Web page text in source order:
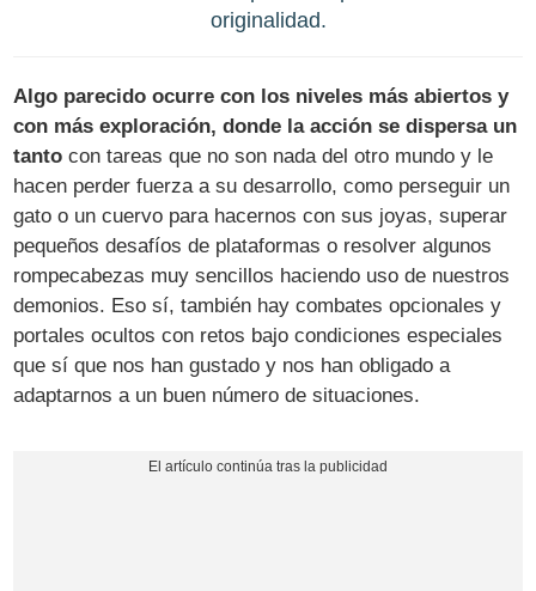
originalidad.
Algo parecido ocurre con los niveles más abiertos y
con más exploración, donde la acción se dispersa un
tanto con tareas que no son nada del otro mundo y le
hacen perder fuerza a su desarrollo, como perseguir un
gato o un cuervo para hacernos con sus joyas, superar
pequeños desafíos de plataformas o resolver algunos
rompecabezas muy sencillos haciendo uso de nuestros
demonios. Eso sí, también hay combates opcionales y
portales ocultos con retos bajo condiciones especiales
que sí que nos han gustado y nos han obligado a
adaptarnos a un buen número de situaciones.